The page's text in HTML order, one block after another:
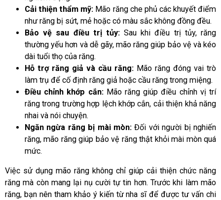
Cải thiện thẩm mỹ: Mão răng che phủ các khuyết điểm
như răng bị sứt, mẻ hoặc có màu sắc không đồng đều.
Bảo vệ sau điều trị tủy:Sau khi điều trị tủy, răng
thường yếu hơn và dễ gãy, mão răng giúp bảo vệ và kéo
dài tuổi thọ của răng.
Hỗ trợ răng giả và cầu răng: Mão răng đóng vai trò
làm trụ để cố định răng giả hoặc cầu răng trong miệng.
Điều chỉnh khớp cắn:Mão răng giúp điều chỉnh vị trí
răng trong trường hợp lệch khớp cắn, cải thiện khả năng
nhai và nói chuyện.
Ngăn ngừa răng bị mài mòn: Đối với người bị nghiến
răng, mão răng giúp bảo vệ răng thật khỏi mài mòn quá
mức.
Việc sử dụng mão răng không chỉ giúp cải thiện chức năng
răng mà còn mang lại nụ cười tự tin hơn. Trước khi làm mão
răng, bạn nên tham khảo ý kiến từ nha sĩ để được tư vấn chi